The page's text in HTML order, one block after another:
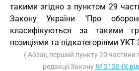
такими згідно з пунктом 29
Закону України "Про
класифікуються за такими
позиціями та підкатегоріями УКТ
( Абзац перший пункту 20 частини
редакції Закону № 2120-IX